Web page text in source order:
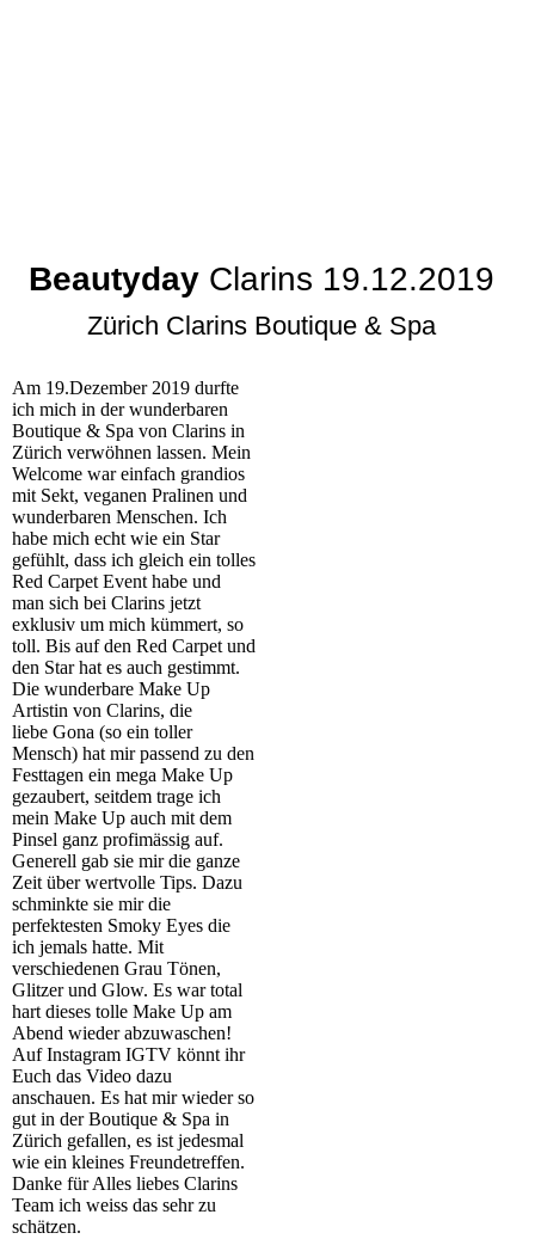
Beautyday Clarins 19.12.2019
Zürich Clarins Boutique & Spa
Am 19.Dezember 2019 durfte
ich mich in der wunderbaren
Boutique & Spa von Clarins in
Zürich verwöhnen lassen. Mein
Welcome war einfach grandios
mit Sekt, veganen Pralinen und
wunderbaren Menschen. Ich
habe mich echt wie ein Star
gefühlt, dass ich gleich ein tolles
Red Carpet Event habe und
man sich bei Clarins jetzt
exklusiv um mich kümmert, so
toll. Bis auf den Red Carpet und
den Star hat es auch gestimmt.
Die wunderbare Make Up
Artistin von Clarins, die
liebe Gona (so ein toller
Mensch) hat mir passend zu den
Festtagen ein mega Make Up
gezaubert, seitdem trage ich
mein Make Up auch mit dem
Pinsel ganz profimässig auf.
Generell gab sie mir die ganze
Zeit über wertvolle Tips. Dazu
schminkte sie mir die
perfektesten Smoky Eyes die
ich jemals hatte. Mit
verschiedenen Grau Tönen,
Glitzer und Glow. Es war total
hart dieses tolle Make Up am
Abend wieder abzuwaschen!
Auf Instagram IGTV könnt ihr
Euch das Video dazu
anschauen. Es hat mir wieder so
gut in der Boutique & Spa in
Zürich gefallen, es ist jedesmal
wie ein kleines Freundetreffen.
Danke für Alles liebes Clarins
Team ich weiss das sehr zu
schätzen.